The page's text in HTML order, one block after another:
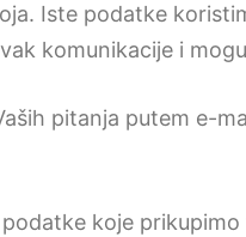
Iste podatke
komunikacije i
pitanja putem e-
koje